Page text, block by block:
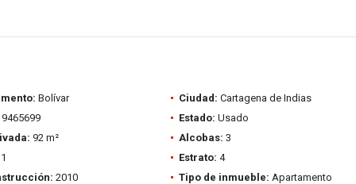
Bolívar Ciudad: Cartagena de Indias
Estado: Usado
92 m² Alcobas: 3
Estrato: 4
2010 Tipo de inmueble: Apartamento